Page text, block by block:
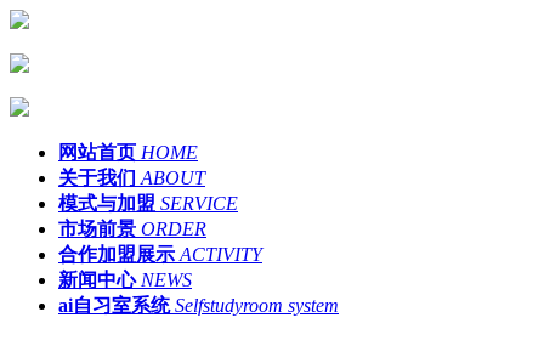
网站首页 HOME
关于我们 ABOUT
模式与加盟 SERVICE
市场前景 ORDER
合作加盟展示 ACTIVITY
新闻中心 NEWS
ai自习室系统 Selfstudyroom system